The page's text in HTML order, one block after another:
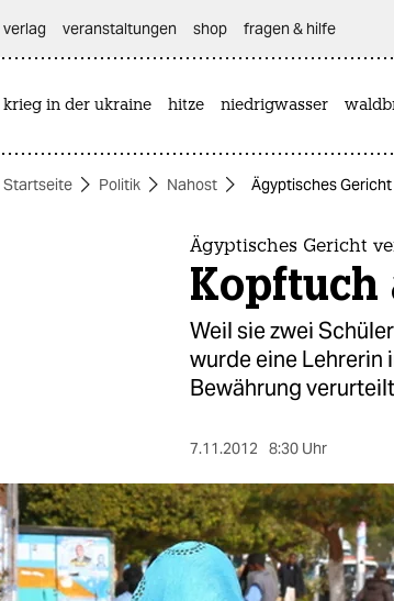
themen
berlin
nord
wahrheit
verlag
veranstaltungen shop fragen & hilfe
krieg in der ukraine hitze niedrigwasser
Startseite Politik Nahost Ägyptisches
Ägyptisches Gericht
Kopftuch
Weil sie zwei
wurde eine Lehrerin
Bewährung
7.11.2012 8:30 Uhr